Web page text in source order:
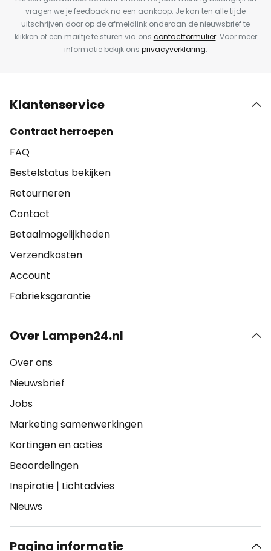
vragen we je feedback na een aankoop. Je kan ten alle tijde
uitschrijven door op de afmeldlink onderaan de nieuwsbrief te
klikken of een mailtje te sturen via ons contactformulier. Voor meer
informatie bekijk ons privacyverklaring.
Klantenservice
Contract herroepen
FAQ
Bestelstatus bekijken
Retourneren
Contact
Betaalmogelijkheden
Verzendkosten
Account
Fabrieksgarantie
Over Lampen24.nl
Over ons
Nieuwsbrief
Jobs
Marketing samenwerkingen
Kortingen en acties
Beoordelingen
Inspiratie | Lichtadvies
Nieuws
Pagina informatie